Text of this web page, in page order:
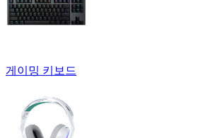
게이밍 키보드